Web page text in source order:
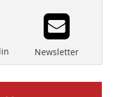
Newsletter